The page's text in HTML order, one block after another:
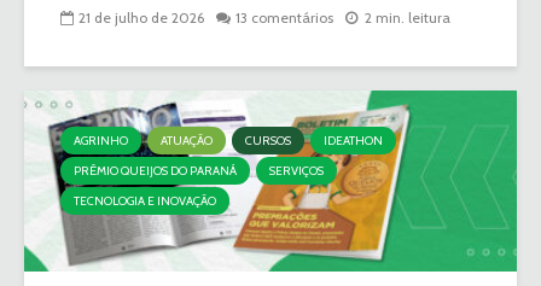
21 de julho de 2026 13 comentários 2 min. leitura
AGRINHO ATUAÇÃO CURSOS
IDEATHON
PRÊMIO QUEIJOS DO PARANÁ
SERVIÇOS
TECNOLOGIA E INOVAÇÃO